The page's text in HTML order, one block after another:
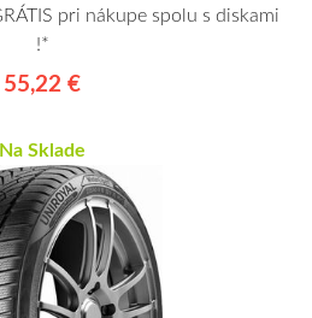
pri nákupe spolu s diskami
!*
55,22 €
Na Sklade